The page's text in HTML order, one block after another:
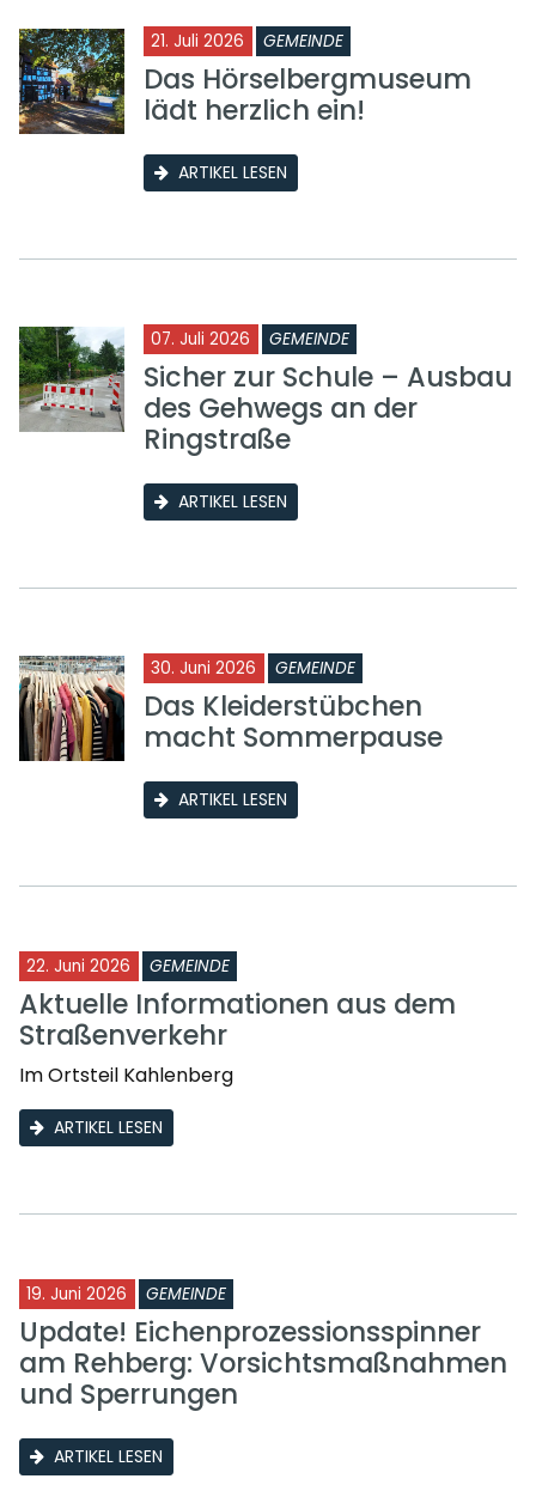
21. Juli 2026 GEMEINDE
Das Hörselbergmuseum
lädt herzlich ein!
ARTIKEL LESEN
07. Juli 2026 GEMEINDE
Sicher zur Schule – Ausbau
des Gehwegs an der
Ringstraße
ARTIKEL LESEN
30. Juni 2026 GEMEINDE
Das Kleiderstübchen
macht Sommerpause
ARTIKEL LESEN
22. Juni 2026 GEMEINDE
Aktuelle Informationen aus dem
Straßenverkehr
Im Ortsteil Kahlenberg
ARTIKEL LESEN
19. Juni 2026 GEMEINDE
Update! Eichenprozessionsspinner
am Rehberg: Vorsichtsmaßnahmen
und Sperrungen
ARTIKEL LESEN